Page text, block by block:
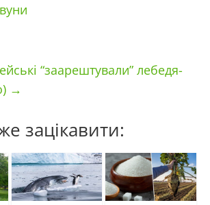
“заарештували” лебедя-
→
зацікавити: